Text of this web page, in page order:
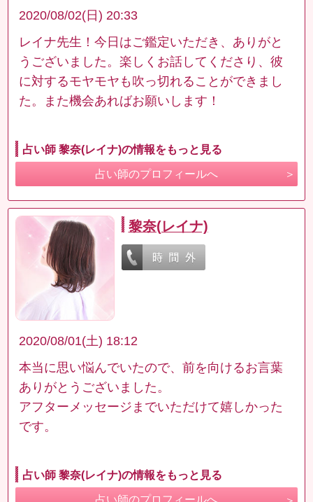
2020/08/02(日) 20:33
レイナ先生！今日はご鑑定いただき、ありがと
うございました。楽しくお話してくださり、彼
に対するモヤモヤも吹っ切れることができまし
た。また機会あればお願いします！
占い師 黎奈(レイナ)の情報をもっと見る
占い師のプロフィールへ
黎奈(レイナ)
2020/08/01(土) 18:12
本当に思い悩んでいたので、前を向けるお言葉
ありがとうございました。
アフターメッセージまでいただけて嬉しかった
です。
占い師 黎奈(レイナ)の情報をもっと見る